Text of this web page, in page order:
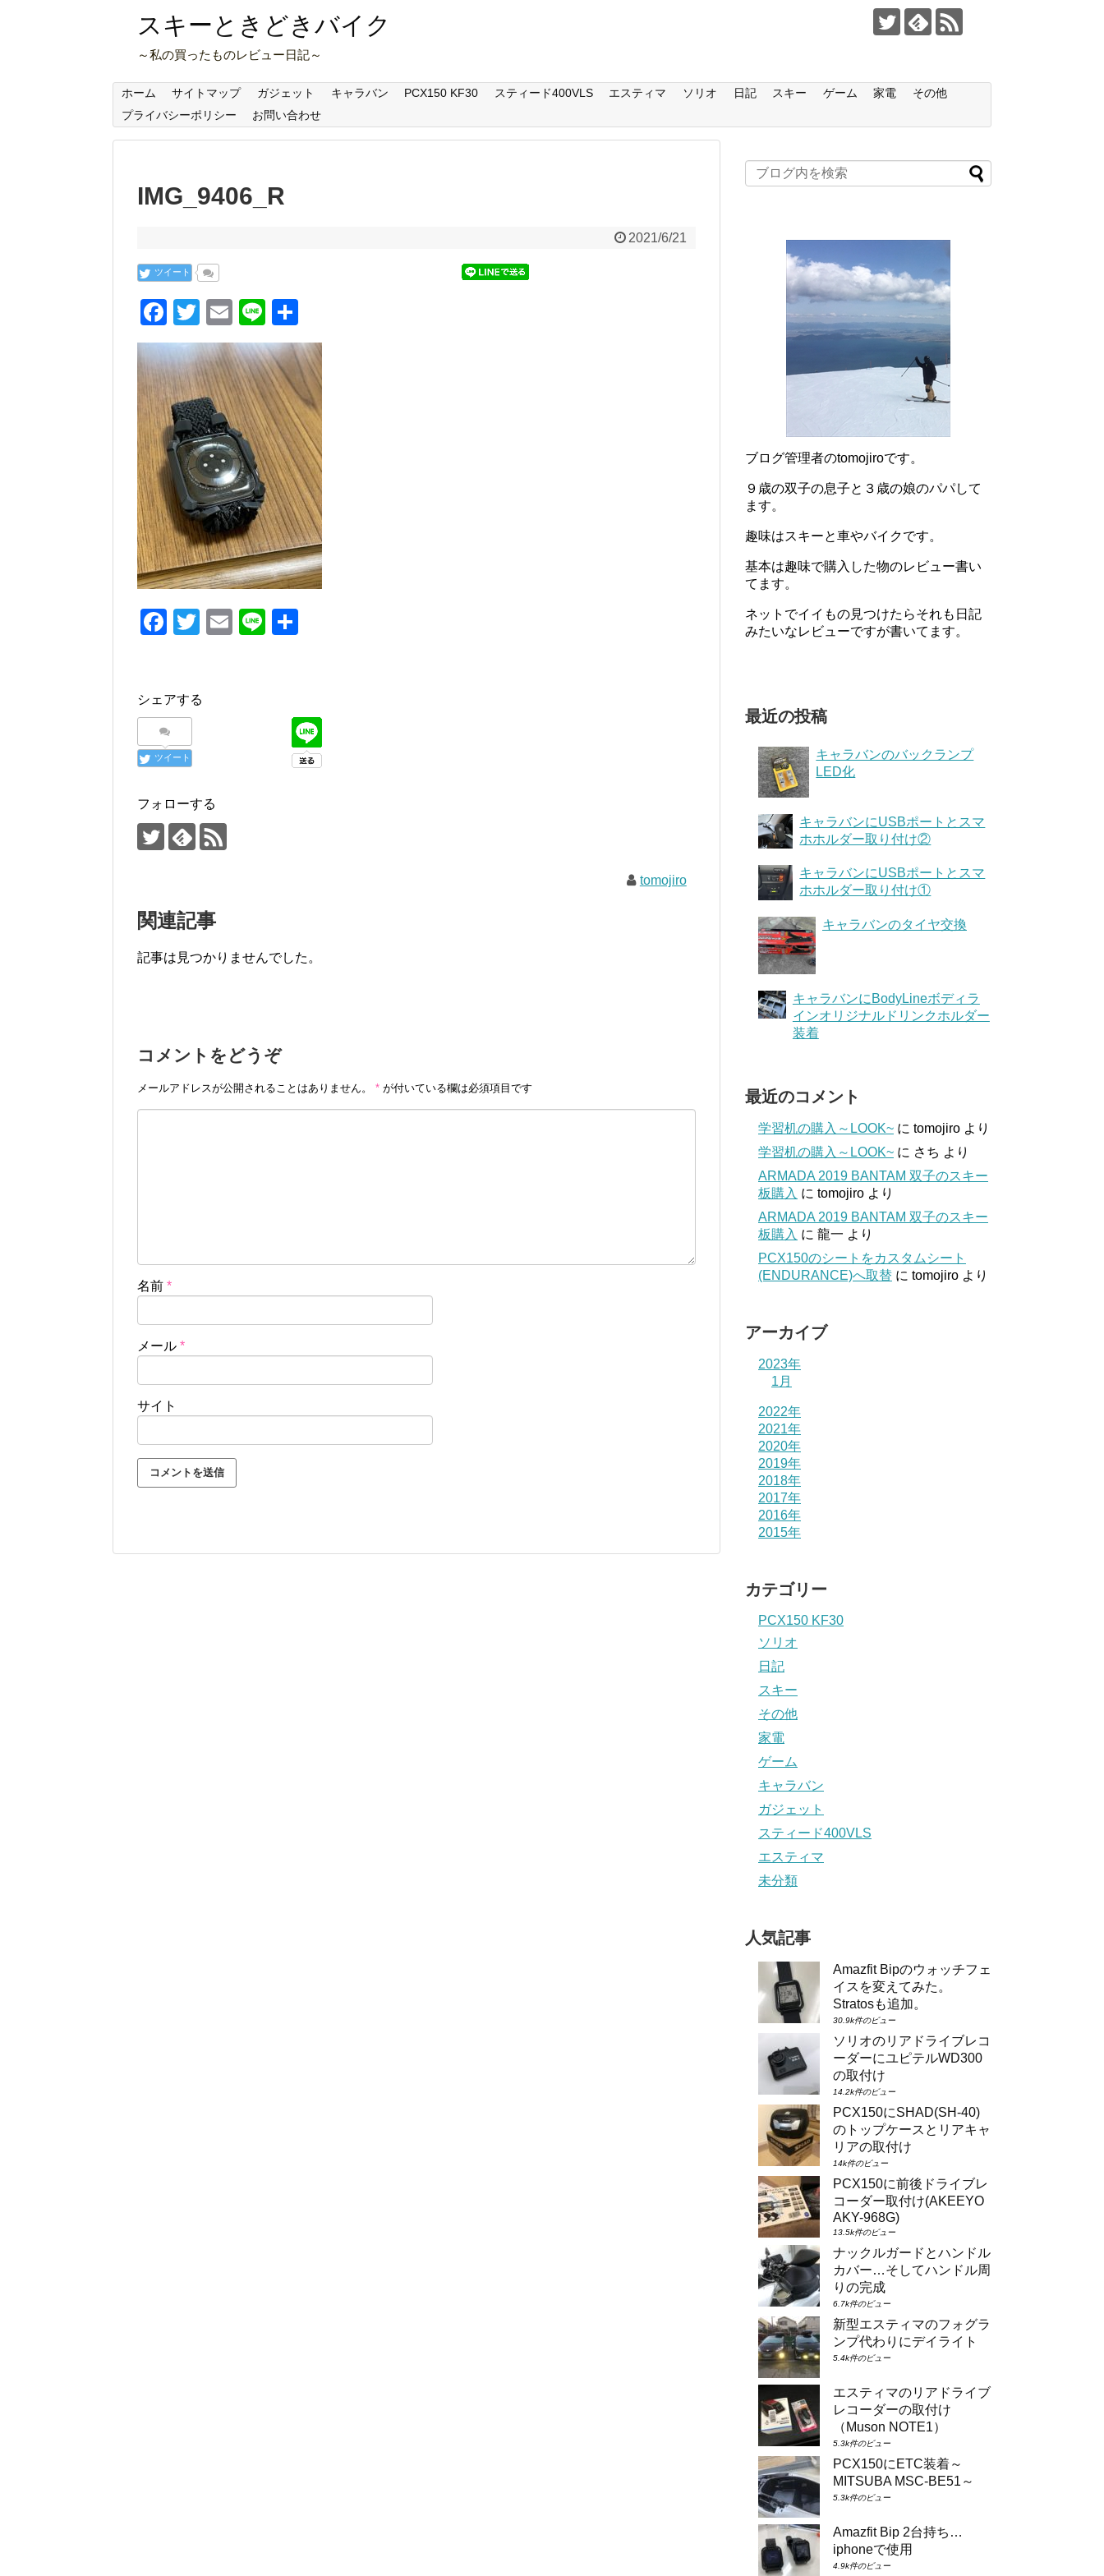
スキーときどきバイク
～私の買ったものレビュー日記～
ホーム サイトマップ ガジェット キャラバン PCX150 KF30 スティード400VLS エスティマ ソリオ 日記 スキー ゲーム 家電
その他
プライバシーポリシー
お問い合わせ
IMG_9406_R
2021/6/21
ツイート
F
a
c
e
b
o
o
k
T
wi
tt
er
E
m
ail
Li
n
e
有
F
e
b
o
k
T
er
E
Li
シェアする
ツイート
フォローする
tomojiro
関連記事
記事は見つかりませんでした。
コメントをどうぞ
メールアドレスが公開されることはありません。 * が付いている欄は必須項目です
名前 *
メール *
サイト
ブログ管理者のtomojiroです。
９歳の双子の息子と３歳の娘のパパして
ます。
趣味はスキーと車やバイクです。
基本は趣味で購入した物のレビュー書い
てます。
ネットでイイもの見つけたらそれも日記
みたいなレビューですが書いてます。
最近の投稿
キャラバンのバックランプ
LED化
キャラバンにUSBポートとスマ
ホホルダー取り付け②
キャラバンにUSBポートとスマ
ホホルダー取り付け①
キャラバンのタイヤ交換
キャラバンにBodyLineボディラ
インオリジナルドリンクホルダー
装着
最近のコメント
学習机の購入～LOOK~ に tomojiro より
学習机の購入～LOOK~ に さち より
ARMADA 2019 BANTAM 双子のスキー
板購入 に tomojiro より
ARMADA 2019 BANTAM 双子のスキー
板購入 に 龍一 より
PCX150のシートをカスタムシート
(ENDURANCE)へ取替 に tomojiro より
アーカイブ
2023年
1月
2022年
2021年
2020年
2019年
2018年
2017年
2016年
2015年
カテゴリー
PCX150 KF30
ソリオ
日記
スキー
その他
家電
ゲーム
キャラバン
ガジェット
スティード400VLS
エスティマ
未分類
人気記事
Amazfit Bipのウォッチフェ
イスを変えてみた。
Stratosも追加。
30.9k件のビュー
ソリオのリアドライブレコ
ーダーにユピテルWD300
の取付け
14.2k件のビュー
PCX150にSHAD(SH-40)
のトップケースとリアキャ
リアの取付け
14k件のビュー
PCX150に前後ドライブレ
コーダー取付け(AKEEYO
AKY-968G)
13.5k件のビュー
ナックルガードとハンドル
カバー…そしてハンドル周
りの完成
6.7k件のビュー
新型エスティマのフォグラ
ンプ代わりにデイライト
5.4k件のビュー
エスティマのリアドライブ
レコーダーの取付け
（Muson NOTE1）
5.3k件のビュー
PCX150にETC装着～
MITSUBA MSC-BE51～
5.3k件のビュー
Amazfit Bip 2台持ち…
iphoneで使用
4.9k件のビュー